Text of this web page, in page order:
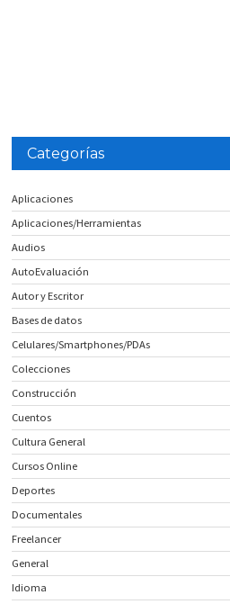
Categorías
Aplicaciones
Aplicaciones/Herramientas
Audios
AutoEvaluación
Autor y Escritor
Bases de datos
Celulares/Smartphones/PDAs
Colecciones
Construcción
Cuentos
Cultura General
Cursos Online
Deportes
Documentales
Freelancer
General
Idioma